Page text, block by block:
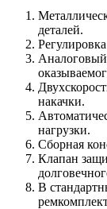
деталей.
накачки.
нагрузки.
Сборная
Клапан
В